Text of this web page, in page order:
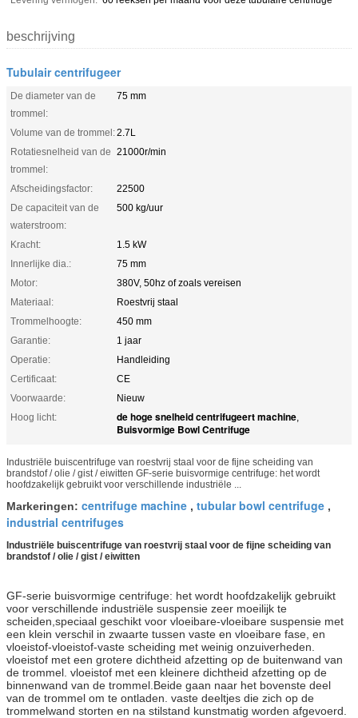
beschrijving
Tubulair centrifugeer
De diameter van de
trommel:
75 mm
Volume van de trommel:2.7L
Rotatiesnelheid van de
trommel:
21000r/min
Afscheidingsfactor:
22500
De capaciteit van de
waterstroom:
500 kg/uur
Kracht:
1.5 kW
Innerlijke dia.:
75 mm
Motor:
380V, 50hz of zoals vereisen
Materiaal:
Roestvrij staal
Trommelhoogte:
450 mm
Garantie:
1 jaar
Operatie:
Handleiding
Certificaat:
CE
Voorwaarde:
Nieuw
Hoog licht:
de hoge snelheid centrifugeert machine,
Buisvormige Bowl Centrifuge
Industriële buiscentrifuge van roestvrij staal voor de fijne scheiding van
brandstof / olie / gist / eiwitten GF-serie buisvormige centrifuge: het wordt
hoofdzakelijk gebruikt voor verschillende industriële ...
Markeringen: centrifuge machine , tubular bowl centrifuge ,
industrial centrifuges
Industriële buiscentrifuge van roestvrij staal voor de fijne scheiding van
brandstof / olie / gist / eiwitten
GF-serie buisvormige centrifuge: het wordt hoofdzakelijk gebruikt
voor verschillende industriële suspensie zeer moeilijk te
scheiden,speciaal geschikt voor vloeibare-vloeibare suspensie met
een klein verschil in zwaarte tussen vaste en vloeibare fase, en
vloeistof-vloeistof-vaste scheiding met weinig onzuiverheden.
vloeistof met een grotere dichtheid afzetting op de buitenwand van
de trommel. vloeistof met een kleinere dichtheid afzetting op de
binnenwand van de trommel.Beide gaan naar het bovenste deel
van de trommel om te ontladen. vaste deeltjes die zich op de
trommelwand storten en na stilstand kunstmatig worden afgevoerd.